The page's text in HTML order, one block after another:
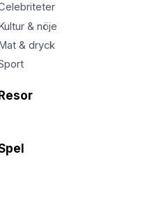
& nöje
& dryck
Resor